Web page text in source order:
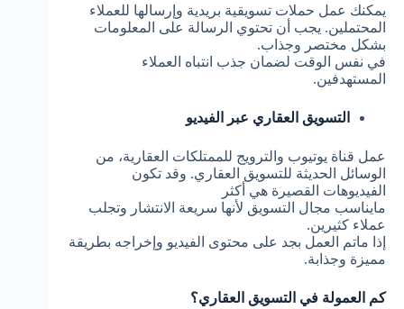
يمكنك عمل حملات تسويقية بريدية وإرسالها للعملاء
المحتملين. يجب أن تحتوي الرسالة على المعلومات
بشكل مختصر وجذاب.
في نفس الوقت لضمان جذب انتباه العملاء
المستهدفين.
التسويق العقاري عبر الفيديو
عمل قناة يوتيوب والترويج للممتلكات العقارية، من
الوسائل الحديثة للتسويق العقاري. وقد تكون
الفيديوهات القصيرة هي أكثر
مايناسب مجال التسويق لأنها سريعة الانتشار وتجلب
عملاء كثيرين.
إذا ماتم العمل بجد على محتوى الفيديو وإخراجه بطريقة
مميزة وجذابة.
كم العمولة في التسويق العقاري؟